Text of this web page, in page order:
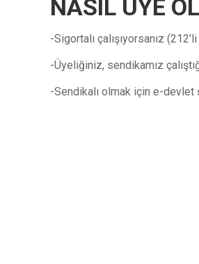
NASIL ÜYE
-Sigortalı çalışıyorsanız
-Üyeliğiniz, sendikamız
-Sendikalı olmak için e-